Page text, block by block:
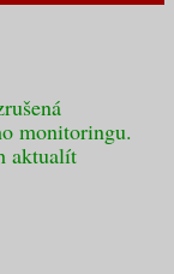
monitoringu.
aktualít